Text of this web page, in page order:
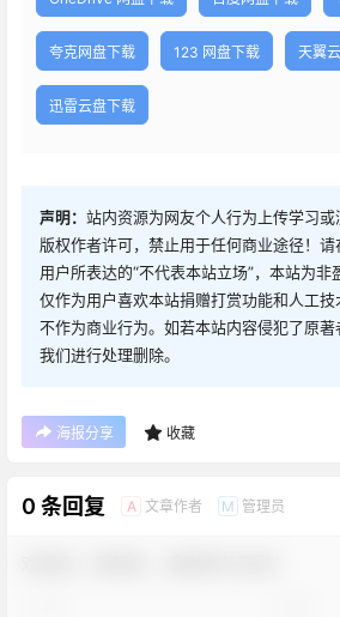
夸克网盘下载 123 网盘下载 天翼
迅雷云盘下载
声明： 站内资源为网友个人行为上传学习
版权作者许可，禁止用于任何商业途径！请
用户所表达的“不代表本站立场”，本站为非
仅作为用户喜欢本站捐赠打赏功能和人工
不作为商业行为。如若本站内容侵犯了原
我们进行处理删除。
海报分享 收藏
0 条回复 A 文章作者 M 管理员